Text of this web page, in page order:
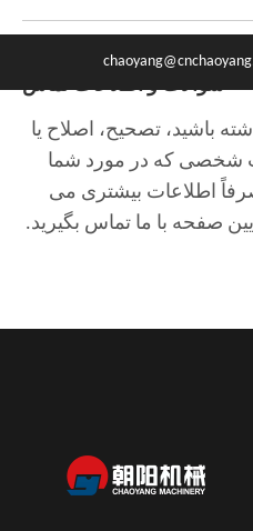
سوالات و اطلاعات تماس
باشید، تصحیح، اصلاح یا
شخصی که در مورد شما
اطلاعات بیشتری می
صفحه با ما تماس بگیرید.
+86-136-0511-0389